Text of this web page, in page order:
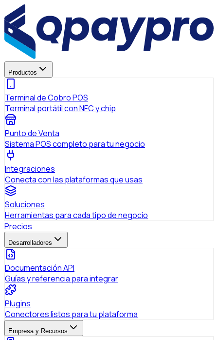
Productos
Terminal de Cobro POS
Terminal portátil con NFC y chip
Punto de Venta
Sistema POS completo para tu negocio
Integraciones
Conecta con las plataformas que usas
Soluciones
Herramientas para cada tipo de negocio
Precios
Desarrolladores
Documentación API
Guías y referencia para integrar
Plugins
Conectores listos para tu plataforma
Empresa y Recursos